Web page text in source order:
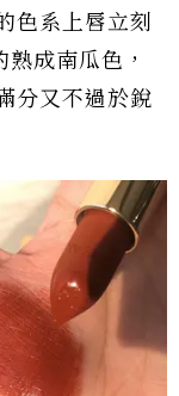
色系上唇立刻
成南瓜色，
分又不過於銳